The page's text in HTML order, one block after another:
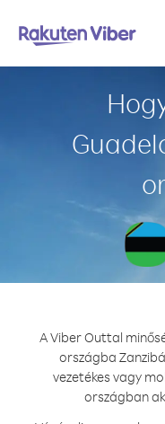
A Viber Outtal
országba
vezetékes vagy
országban